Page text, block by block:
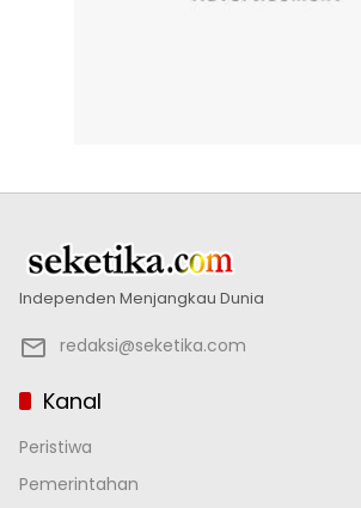
Independen Menjangkau Dunia
redaksi@seketika.com
Kanal
Peristiwa
Pemerintahan